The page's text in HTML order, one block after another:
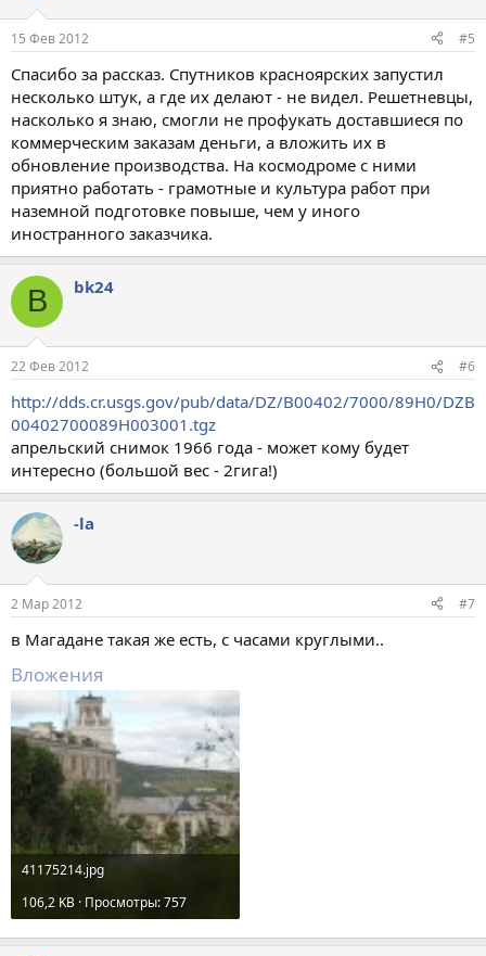
15 Фев 2012 #5
Спасибо за рассказ. Спутников красноярских запустил
несколько штук, а где их делают - не видел. Решетневцы,
насколько я знаю, смогли не профукать доставшиеся по
коммерческим заказам деньги, а вложить их в
обновление производства. На космодроме с ними
приятно работать - грамотные и культура работ при
наземной подготовке повыше, чем у иного
иностранного заказчика.
B bk24
22 Фев 2012 #6
http://dds.cr.usgs.gov/pub/data/DZ/B00402/7000/89H0/DZB
00402700089H003001.tgz
апрельский снимок 1966 года - может кому будет
интересно (большой вес - 2гига!)
-la
2 Мар 2012 #7
в Магадане такая же есть, с часами круглыми..
Вложения
41175214.jpg
106,2 KB · Просмотры: 757